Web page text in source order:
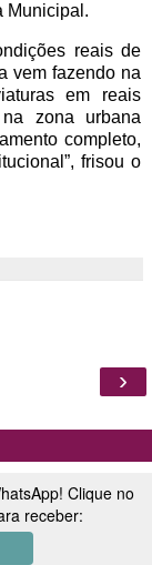
Municipal.
reais de
vem fazendo na
em reais
zona urbana
completo,
frisou o
›
Clique no
receber: